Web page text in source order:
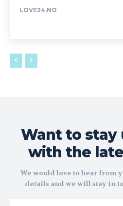
LOVE24.NO
Want to stay
with the
We would love to hear from
details and we will stay in